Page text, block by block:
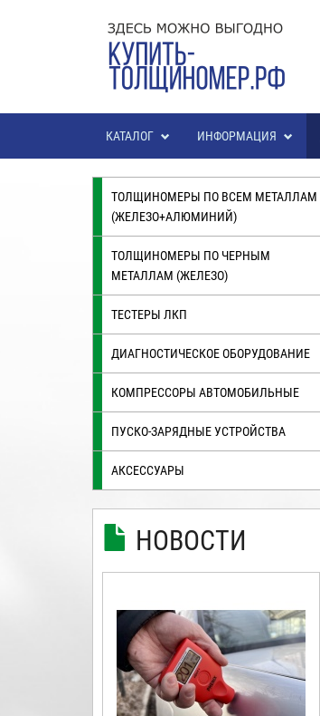
КАТАЛОГ ИНФОРМАЦИЯ
ТОЛЩИНОМЕРЫ ПО ВСЕМ МЕТАЛЛАМ
(ЖЕЛЕЗО+АЛЮМИНИЙ)
ТОЛЩИНОМЕРЫ ПО ЧЕРНЫМ
МЕТАЛЛАМ (ЖЕЛЕЗО)
ТЕСТЕРЫ ЛКП
ДИАГНОСТИЧЕСКОЕ ОБОРУДОВАНИЕ
КОМПРЕССОРЫ АВТОМОБИЛЬНЫЕ
ПУСКО-ЗАРЯДНЫЕ УСТРОЙСТВА
АКСЕССУАРЫ
НОВОСТИ